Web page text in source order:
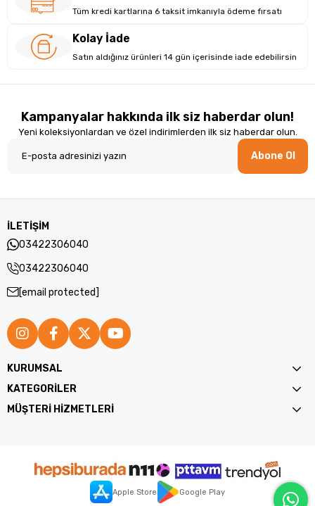
Tüm kredi kartlarına 6 taksit imkanıyla ödeme fırsatı
Kolay İade
Satın aldığınız ürünleri 14 gün içerisinde iade edebilirsin
Kampanyalar hakkında ilk siz haberdar olun!
Yeni koleksiyonlardan ve özel indirimlerden ilk siz haberdar olun.
Abone Ol
İLETİŞİM
03422306040
03422306040
[email protected]
KURUMSAL
KATEGORİLER
MÜŞTERİ HİZMETLERİ
Apple Store Google Play